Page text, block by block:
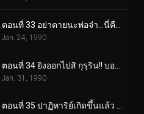
Jan. 24, 1990
Jan. 31, 1990
ตอนที่ 35 ปาฏิหาริย์เกิดขึ้นแล้ว ซุนโกฮัง ซุปเปอร์ไซย่า